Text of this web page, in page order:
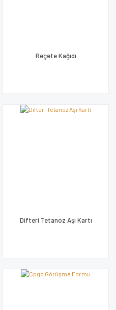
Reçete Kağıdı
Difteri Tetanoz Aşı Kartı